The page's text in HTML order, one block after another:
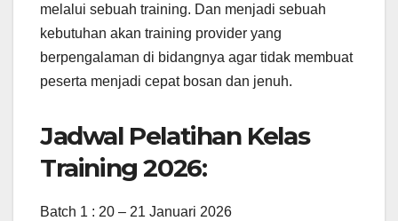
melalui sebuah training. Dan menjadi sebuah
kebutuhan akan training provider yang
berpengalaman di bidangnya agar tidak membuat
peserta menjadi cepat bosan dan jenuh.
Jadwal Pelatihan Kelas
Training 2026:
Batch 1 : 20 – 21 Januari 2026